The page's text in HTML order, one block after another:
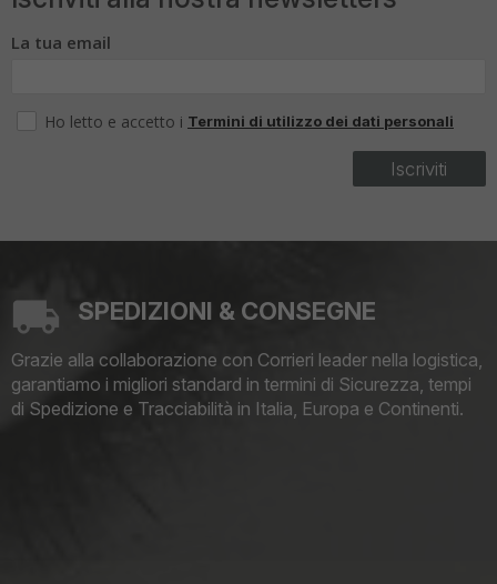
La tua email
Iscriviti
Ho letto e accetto i Termini di utilizzo dei dati personali
SPEDIZIONI & CONSEGNE
Grazie alla collaborazione con Corrieri leader nella logistica,
garantiamo i migliori standard in termini di Sicurezza, tempi
di Spedizione e Tracciabilità in Italia, Europa e Continenti.